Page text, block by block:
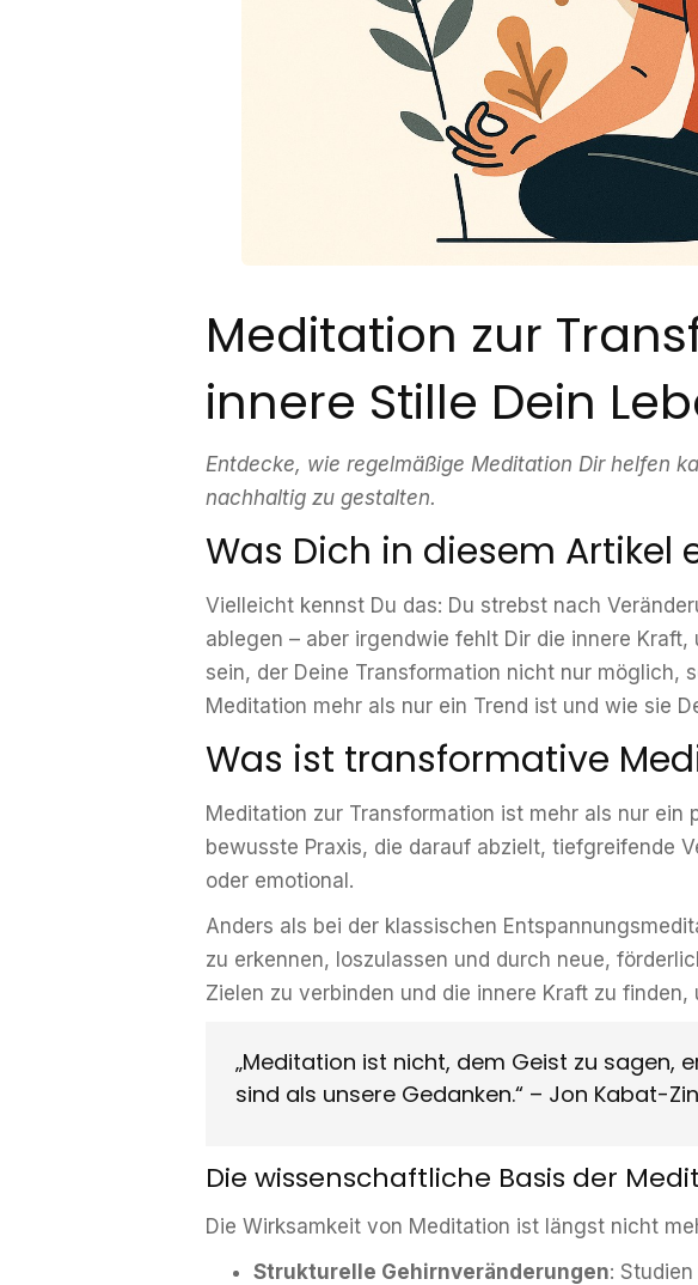
Meditation zur
innere Stille Dein
Entdecke, wie regelmäßige Meditation Dir helfen
nachhaltig zu gestalten.
Was Dich in diesem Artikel
Vielleicht kennst Du das: Du strebst nach
ablegen – aber irgendwie fehlt Dir die innere
sein, der Deine Transformation nicht nur möglich,
Meditation mehr als nur ein Trend ist und wie sie
Was ist transformative
Meditation zur Transformation ist mehr als nur
bewusste Praxis, die darauf abzielt, tiefgreifende
oder emotional.
Anders als bei der klassischen
zu erkennen, loszulassen und durch neue,
Zielen zu verbinden und die innere Kraft zu
„Meditation ist nicht, dem Geist zu sagen,
sind als unsere Gedanken.“ – Jon Kabat-
Die wissenschaftliche Basis der
Die Wirksamkeit von Meditation ist längst nicht
Strukturelle Gehirnveränderungen: